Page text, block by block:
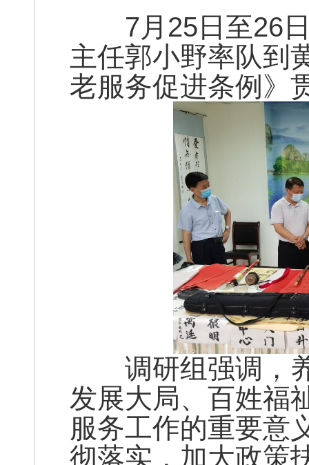
7月25日至26日
主任郭小野率队到
老服务促进条例》
调研组强调，养
发展大局、百姓福
服务工作的重要意
彻落实，加大政策